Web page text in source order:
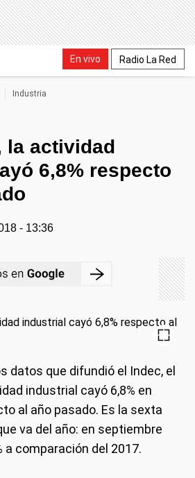
En vivo Radio La Red
Industria
la actividad
6,8% respecto
- 13:36
datos que difundió el Indec, el
industrial cayó 6,8% en
al año pasado. Es la sexta
va del año: en septiembre
a comparación del 2017.